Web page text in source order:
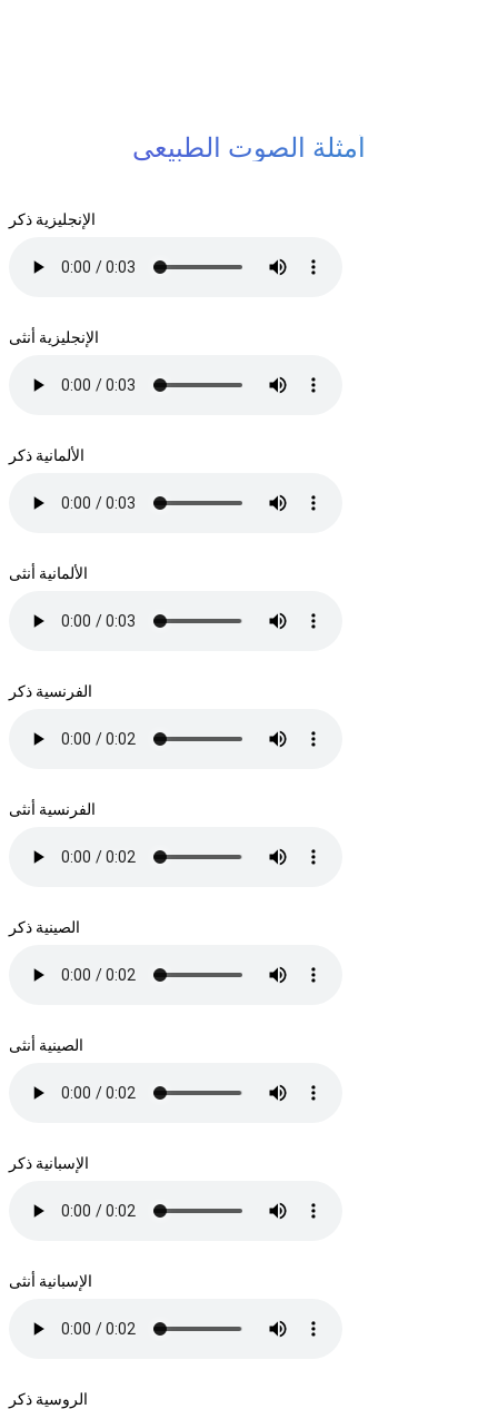
أمثلة الصوت الطبيعي
الإنجليزية ذكر
الإنجليزية أنثى
الألمانية ذكر
الألمانية أنثى
الفرنسية ذكر
الفرنسية أنثى
الصينية ذكر
الصينية أنثى
الإسبانية ذكر
الإسبانية أنثى
الروسية ذكر